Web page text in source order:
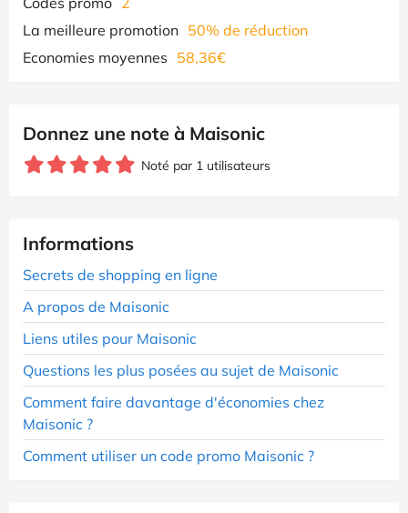
La meilleure promotion 50% de réduction
Economies moyennes 58,36€
Donnez une note à Maisonic
Noté par 1 utilisateurs
Informations
Secrets de shopping en ligne
A propos de Maisonic
Liens utiles pour Maisonic
Questions les plus posées au sujet de Maisonic
Comment faire davantage d'économies chez
Maisonic ?
Comment utiliser un code promo Maisonic ?